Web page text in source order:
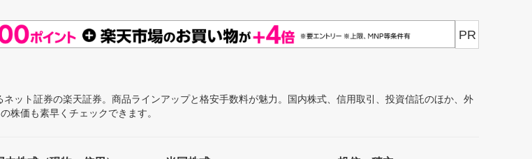
PR
ット証券の楽天証券。商品ラインアップと格安手数料が魅力。国内株式、信用取引、投資信託のほか、外
株価も素早くチェックできます。